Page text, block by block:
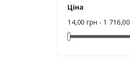
Ціна
14,00 грн - 1